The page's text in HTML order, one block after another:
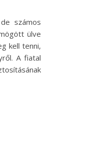
számos
ülve
kell tenni,
A fiatal